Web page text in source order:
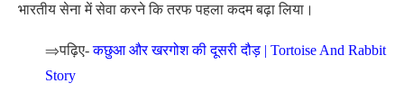
भारतीय सेना में सेवा करने कि तरफ पहला कदम बढ़ा लिया।
⇒पढ़िए-कछुआ और खरगोश की दूसरी दौड़ | Tortoise And Rabbit
Story